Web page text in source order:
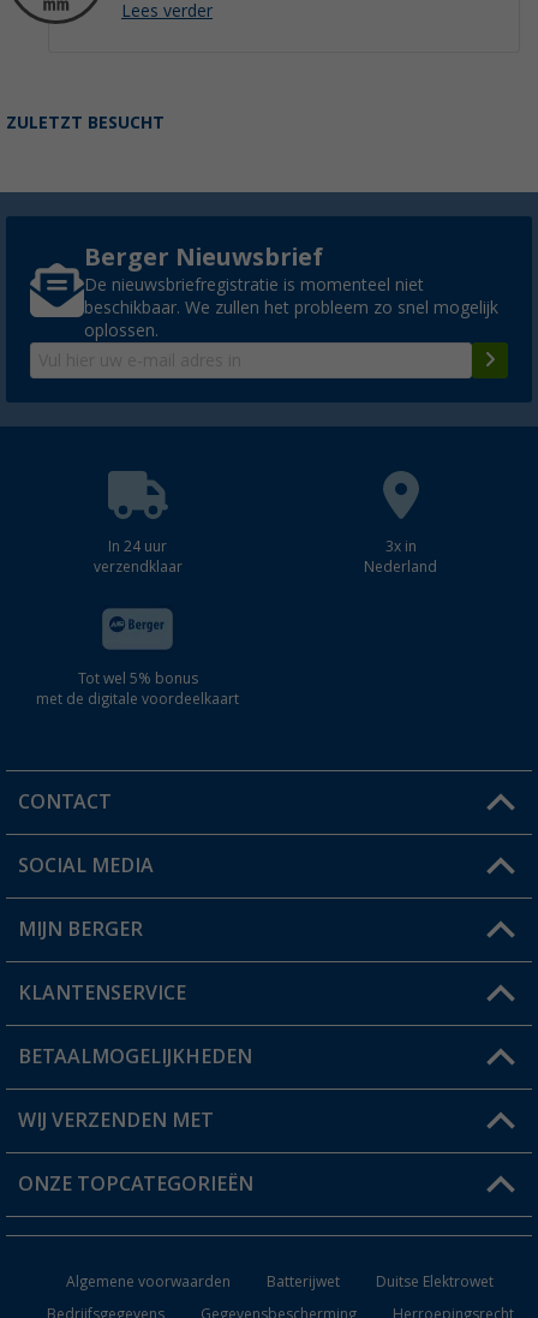
Lees verder
ZULETZT BESUCHT
Berger Nieuwsbrief
De nieuwsbriefregistratie is momenteel niet
beschikbaar. We zullen het probleem zo snel mogelijk
oplossen.
In 24 uur
verzendklaar
3x in
Nederland
Tot wel 5% bonus
met de digitale voordeelkaart
CONTACT
Een vraag?
Winkel vinden
SOCIAL MEDIA
MIJN BERGER
Mijn account
Status bestelling
Verlanglijstje
KLANTENSERVICE
FAQ & Contact
Verzendinformatie
Catalogus
BETAALMOGELIJKHEDEN
WIJ VERZENDEN MET
ONZE TOPCATEGORIEËN
Keukenaccessoires
Algemene voorwaarden Batterijwet
Duitse Elektrowet